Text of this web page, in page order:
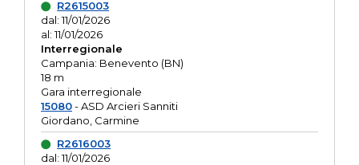
R2615003
dal: 11/01/2026
al: 11/01/2026
Interregionale
Campania: Benevento (BN)
18 m
Gara interregionale
15080- ASD Arcieri Sanniti
Giordano, Carmine
R2616003
dal: 11/01/2026